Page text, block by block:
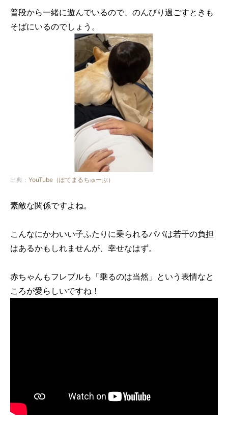
普段から一緒に遊んでいるので、のんびり過ごすときも
そばにいるのでしょう。
出典： YouTube（ぽてまるちゅーぶ）
素敵な関係ですよね。
こんなにかわいい子ふたりに乗られるパパは若干の負担
はあるかもしれませんが、幸せなはず。
赤ちゃんもフレブルも「乗るのは当然」という表情なと
ころが愛らしいですね！